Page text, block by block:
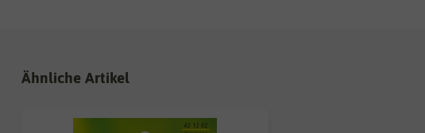
Ähnliche Artikel